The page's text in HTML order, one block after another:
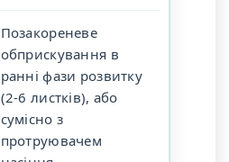
Позакореневе
обприскування в
ранні фази розвитку
(2-6 листків), або
сумісно з
протруювачем